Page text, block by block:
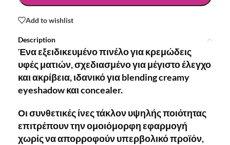
Add to wishlist
Description
Ένα εξειδικευμένο πινέλο για κρεμώδεις
υφές ματιών, σχεδιασμένο για μέγιστο έλεγχο
και ακρίβεια, ιδανικό για blending creamy
eyeshadow και concealer.
Οι συνθετικές ίνες τάκλον υψηλής ποιότητας
επιτρέπουν την ομοιόμορφη εφαρμογή
χωρίς να απορροφούν υπερβολικό προϊόν,